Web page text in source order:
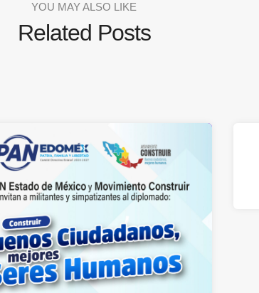
YOU MAY ALSO LIKE
Related Posts